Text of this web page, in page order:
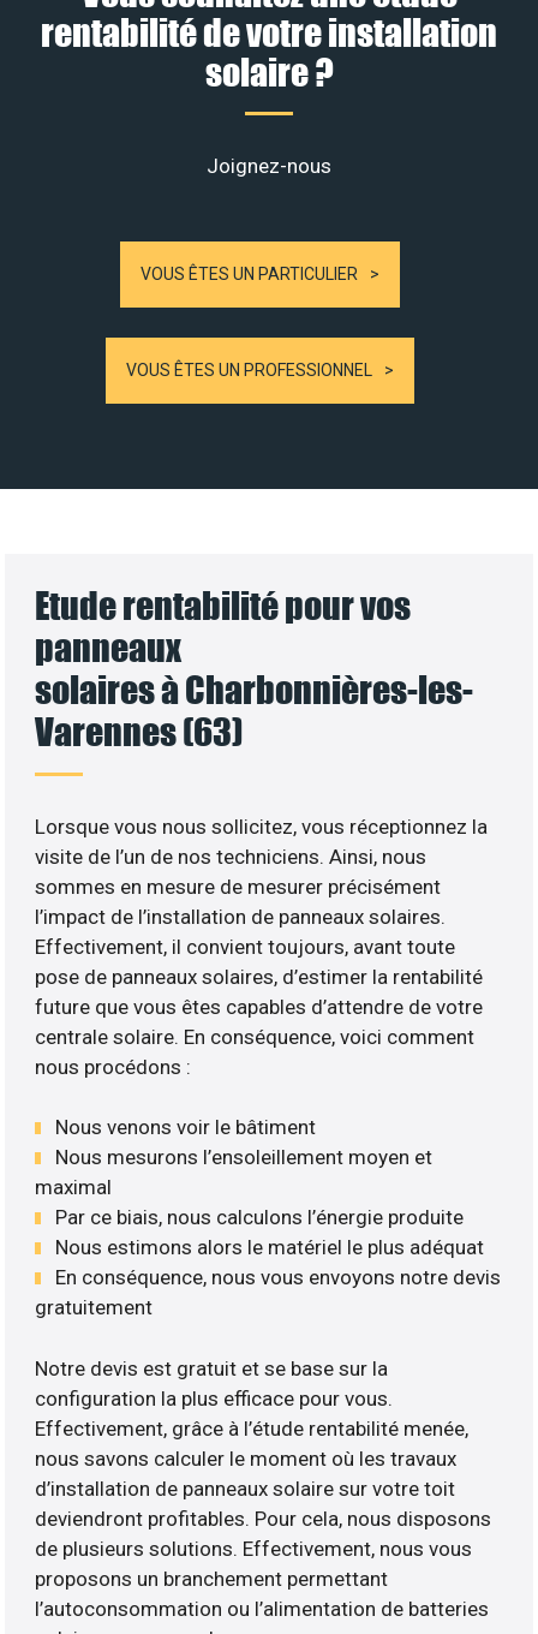
rentabilité de votre installation
solaire ?
Joignez-nous
VOUS ÊTES UN PARTICULIER
VOUS ÊTES UN PROFESSIONNEL
Etude rentabilité pour vos
panneaux
solaires à Charbonnières-les-
Varennes (63)
Lorsque vous nous sollicitez, vous réceptionnez la
visite de l’un de nos techniciens. Ainsi, nous
sommes en mesure de mesurer précisément
l’impact de l’installation de panneaux solaires.
Effectivement, il convient toujours, avant toute
pose de panneaux solaires, d’estimer la rentabilité
future que vous êtes capables d’attendre de votre
centrale solaire. En conséquence, voici comment
nous procédons :
Nous venons voir le bâtiment
Nous mesurons l’ensoleillement moyen et
maximal
Par ce biais, nous calculons l’énergie produite
Nous estimons alors le matériel le plus adéquat
En conséquence, nous vous envoyons notre devis
gratuitement
Notre devis est gratuit et se base sur la
configuration la plus efficace pour vous.
Effectivement, grâce à l’étude rentabilité menée,
nous savons calculer le moment où les travaux
d’installation de panneaux solaire sur votre toit
deviendront profitables. Pour cela, nous disposons
de plusieurs solutions. Effectivement, nous vous
proposons un branchement permettant
l’autoconsommation ou l’alimentation de batteries